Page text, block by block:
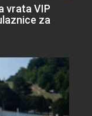
vrata VIP
za